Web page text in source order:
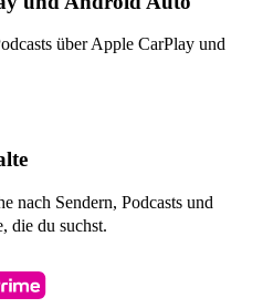
über Apple CarPlay und
nach Sendern, Podcasts und
die du suchst.